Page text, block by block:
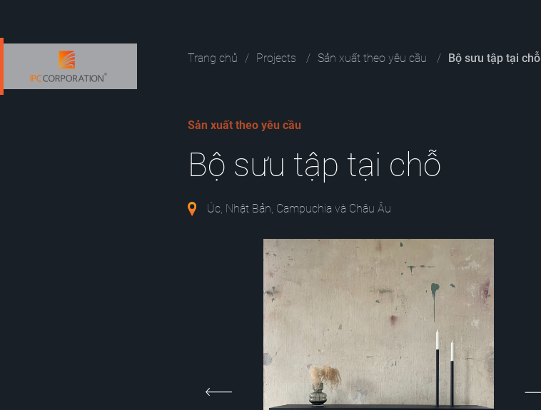
Trang chủ Projects Sản xuất theo yêu cầu Bộ sưu tập tại chỗ
Sản xuất theo yêu cầu
Bộ sưu tập tại chỗ
Úc, Nhật Bản, Campuchia và Châu Âu